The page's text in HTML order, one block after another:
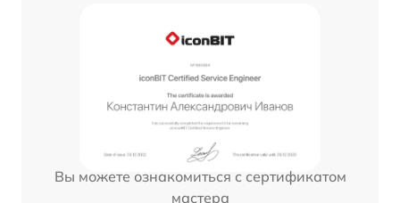
Вы можете ознакомиться с сертификатом
мастера